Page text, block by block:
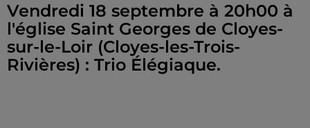
Vendredi 18 septembre à 20h00 à
l'église Saint Georges de Cloyes-
sur-le-Loir (Cloyes-les-Trois-
Rivières) : Trio Élégiaque.